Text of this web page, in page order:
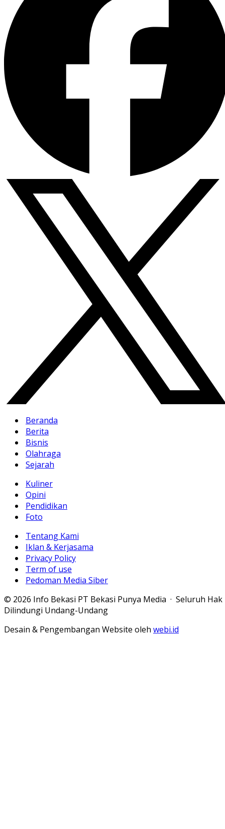
Beranda
Berita
Bisnis
Olahraga
Sejarah
Kuliner
Opini
Pendidikan
Foto
Tentang Kami
Iklan & Kerjasama
Privacy Policy
Term of use
Pedoman Media Siber
© 2026 Info Bekasi PT Bekasi Punya Media · Seluruh Hak
Dilindungi Undang-Undang
Desain & Pengembangan Website oleh webi.id